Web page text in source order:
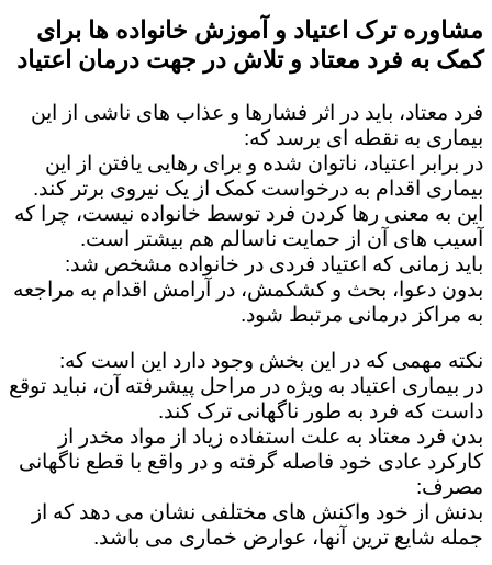
مشاوره ترک اعتیاد و آموزش خانواده ها برای
کمک به فرد معتاد و تلاش در جهت درمان اعتیاد
فرد معتاد، باید در اثر فشارها و عذاب های ناشی از این
بیماری به نقطه ای برسد که:
در برابر اعتیاد، ناتوان شده و برای رهایی یافتن از این
بیماری اقدام به درخواست کمک از یک نیروی برتر کند.
این به معنی رها کردن فرد توسط خانواده نیست، چرا که
آسیب های آن از حمایت ناسالم هم بیشتر است.
باید زمانی که اعتیاد فردی در خانواده مشخص شد:
بدون دعوا، بحث و کشکمش، در آرامش اقدام به مراجعه
به مراکز درمانی مرتبط شود.
نکته مهمی که در این بخش وجود دارد این است که:
در بیماری اعتیاد به ویژه در مراحل پیشرفته آن، نباید توقع
داست که فرد به طور ناگهانی ترک کند.
بدن فرد معتاد به علت استفاده زیاد از مواد مخدر از
کارکرد عادی خود فاصله گرفته و در واقع با قطع ناگهانی
مصرف:
بدنش از خود واکنش های مختلفی نشان می دهد که از
جمله شایع ترین آنها، عوارض خماری می باشد.